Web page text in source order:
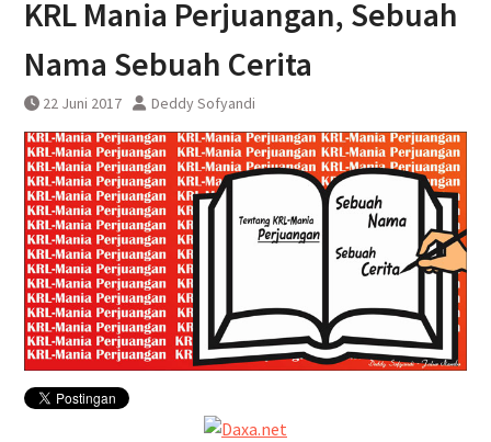
Pembatalan sementara
perjalanan KA Bandara YIA
Yogyakarta
KRL Mania Perjuangan, Sebuah
Nama Sebuah Cerita
22 Juni 2017 Deddy Sofyandi